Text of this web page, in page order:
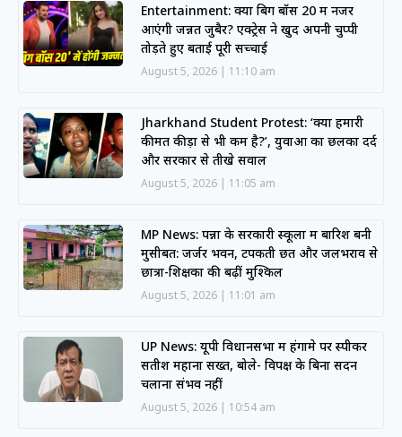
Entertainment: क्या बिग बॉस 20 में नजर
आएंगी जन्नत जुबैर? एक्ट्रेस ने खुद अपनी चुप्पी
तोड़ते हुए बताई पूरी सच्चाई
August 5, 2026 11:10 am
Jharkhand Student Protest: ‘क्या हमारी
कीमत कीड़ों से भी कम है?’, युवाओं का छलका दर्द
और सरकार से तीखे सवाल
August 5, 2026 11:05 am
MP News: पन्ना के सरकारी स्कूलों में बारिश बनी
मुसीबत: जर्जर भवन, टपकती छतें और जलभराव से
छात्रों-शिक्षकों की बढ़ीं मुश्किलें
August 5, 2026 11:01 am
UP News: यूपी विधानसभा में हंगामे पर स्पीकर
सतीश महाना सख्त, बोले- विपक्ष के बिना सदन
चलाना संभव नहीं
August 5, 2026 10:54 am